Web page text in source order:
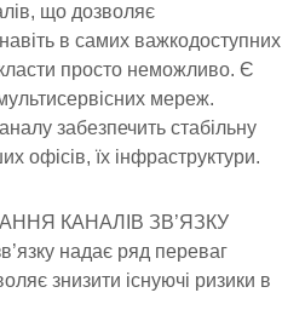
що дозволяє
в самих важкодоступних
просто неможливо. Є
мереж.
забезпечить стабільну
офісів, їх інфраструктури.
КАНАЛІВ ЗВ’ЯЗКУ
надає ряд переваг
знизити існуючі ризики в